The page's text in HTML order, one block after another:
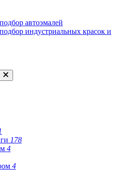
автоэмалей
индустриальных красок и
178
4
4